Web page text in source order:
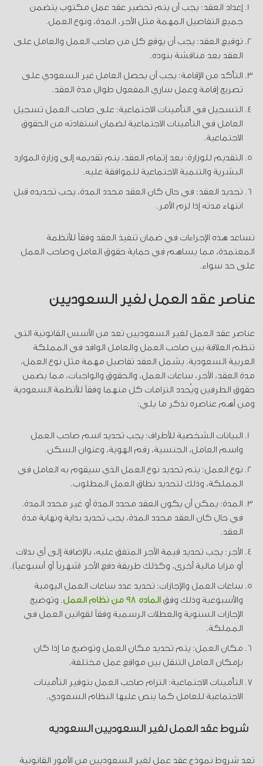
إعداد العقد: يجب أن يتم تحضير عقد عمل مكتوب يتضمن
جميع التفاصيل المهمة مثل الأجر، المدة، ونوع العمل.
توقيع العقد: يجب أن يوقع كل من صاحب العمل والعامل على
العقد بعد مناقشة بنوده.
التأكد من الإقامة: يجب أن يحصل العامل غير السعودي على
تصريح إقامة وعمل ساري المفعول طوال مدة العقد.
التسجيل في التأمينات الاجتماعية: على صاحب العمل تسجيل
العامل في التأمينات الاجتماعية لضمان استفادته من الحقوق
الاجتماعية.
التقديم للوزارة: بعد إتمام العقد، يتم تقديمه إلى وزارة الموارد
البشرية والتنمية الاجتماعية للموافقة عليه.
تجديد العقد: في حال كان العقد محدد المدة، يجب تجديده قبل
انتهاء مدته إذا لزم الأمر.
تساعد هذه الإجراءات في ضمان تنفيذ العقد وفقاً للأنظمة
المعتمدة، مما يساهم في حماية حقوق العامل وصاحب العمل
على حد سواء.
عناصر عقد العمل لغير السعوديين
عناصر عقد العمل لغير السعوديين تعد من الأسس القانونية التي
تنظم العلاقة بين صاحب العمل والعامل الوافد في المملكة
العربية السعودية. يشمل العقد تفاصيل مهمة مثل نوع العمل،
مدة العقد، الأجر، ساعات العمل، والحقوق والواجبات، مما يضمن
حقوق الطرفين ويُحدد التزامات كل منهما وفقاً للأنظمة السعودية
ومن أهم عناصره نذكر ما يلي:
البيانات الشخصية للأطراف: يجب تحديد اسم صاحب العمل
واسم العامل، الجنسية، رقم الهوية، وعنوان السكن.
نوع العمل: يتم تحديد نوع العمل الذي سيقوم به العامل في
المملكة، وذلك لتحديد نطاق العمل المطلوب.
المدة: يمكن أن يكون العقد محدد المدة أو غير محدد المدة.
في حال كان العقد محدد المدة، يجب تحديد بداية ونهاية مدة
العقد.
الأجر: يجب تحديد قيمة الأجر المتفق عليه، بالإضافة إلى أي بدلات
أو مزايا مالية أخرى، وكذلك طريقة دفع الأجر (شهرياً أو أسبوعياً).
ساعات العمل والإجازات: تحديد عدد ساعات العمل اليومية
والأسبوعية وذلك وفق المادة 98 من نظام العمل
. وتوضيح
الإجازات السنوية والعطلات الرسمية وفقاً لقوانين العمل في
المملكة.
مكان العمل: يتم تحديد مكان العمل وتوضيح ما إذا كان
بإمكان العامل التنقل بين مواقع عمل مختلفة.
التأمينات الاجتماعية: التزام صاحب العمل بتوفير التأمينات
الاجتماعية للعامل كما ينص عليها النظام السعودي.
شروط عقد العمل لغير السعوديين السعودية
تعد شروط نموذج عقد عمل لغير السعوديين من الأمور القانونية